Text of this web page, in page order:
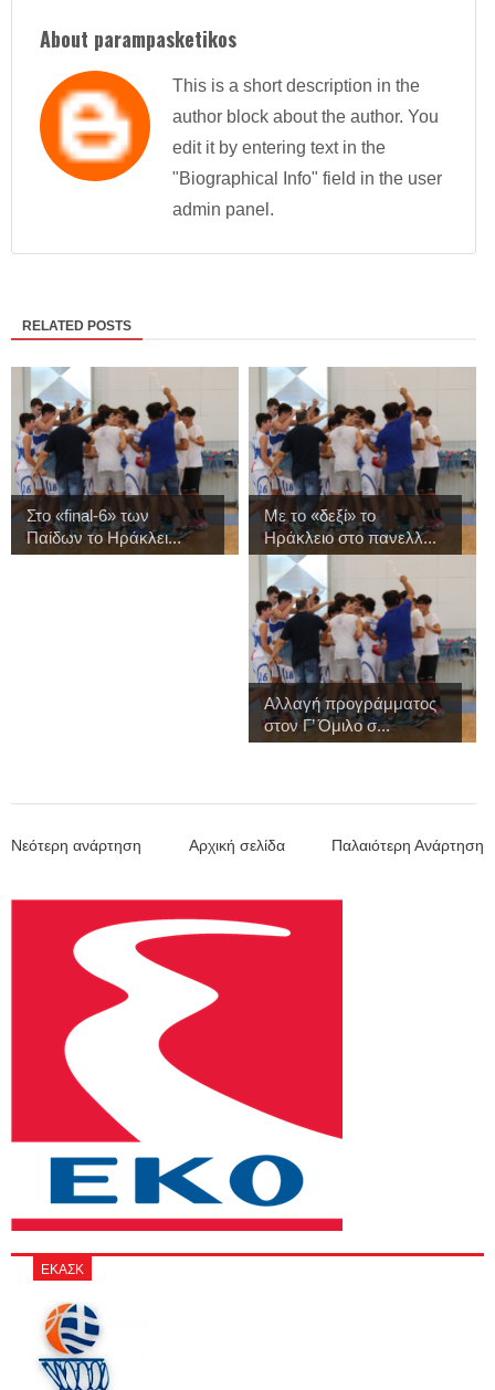
About parampasketikos
This is a short description in the
author block about the author. You
edit it by entering text in the
"Biographical Info" field in the user
admin panel.
RELATED POSTS
Στo «final-6» των
Παίδων το Ηράκλει...
Με το «δεξί» το
Ηράκλειο στο πανελλ...
Αλλαγή προγράμματος
στον Γ’ Όμιλο σ...
Νεότερη ανάρτηση Παλαιότερη Ανάρτηση
Αρχική σελίδα
ΕΚΑΣΚ